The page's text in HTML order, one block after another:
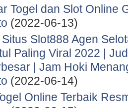
Togel dan Slot Online
(2022-06-13)
Slot888 Agen
Paling Viral 2022 |
| Jam Hoki
(2022-06-14)
Online Terbaik